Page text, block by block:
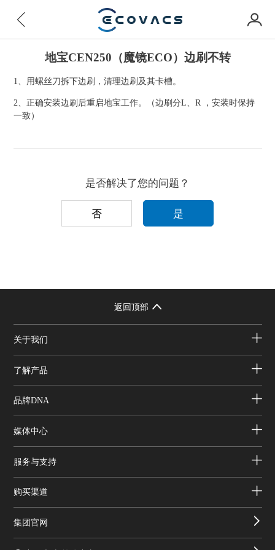
地宝CEN250（魔镜ECO）边刷不转
1、用螺丝刀拆下边刷，清理边刷及其卡槽。
2、正确安装边刷后重启地宝工作。（边刷分L、R ，安装时保持
一致）
是否解决了您的问题？
否 是
返回顶部
关于我们
了解产品
品牌DNA
媒体中心
服务与支持
购买渠道
集团官网